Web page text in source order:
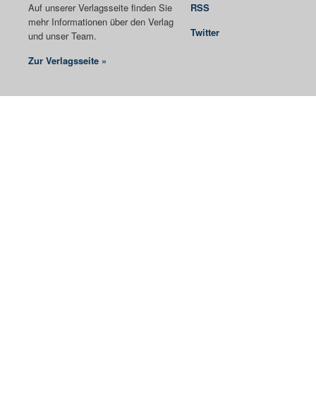
Auf unserer Verlagsseite finden Sie
mehr Informationen über den Verlag
und unser Team.
Zur Verlagsseite »
RSS
Twitter